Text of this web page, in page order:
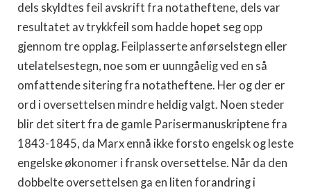
dels skyldtes feil av­skrift fra notatheftene, dels var
resultatet av trykkfeil som hadde hopet seg opp
gjennom tre opplag. Feilplasserte anførselstegn eller
utelatelsestegn, noe som er uunngåelig ved en så
omfattende sitering fra notatheftene. Her og der er
ord i oversettelsen mindre heldig valgt. Noen steder
blir det sitert fra de gamle Parisermanuskriptene fra
1843-1845, da Marx ennå ikke forsto engelsk og leste
engelske økonomer i fransk oversettelse. Når da den
dobbel­te oversettelsen ga en liten forandring i